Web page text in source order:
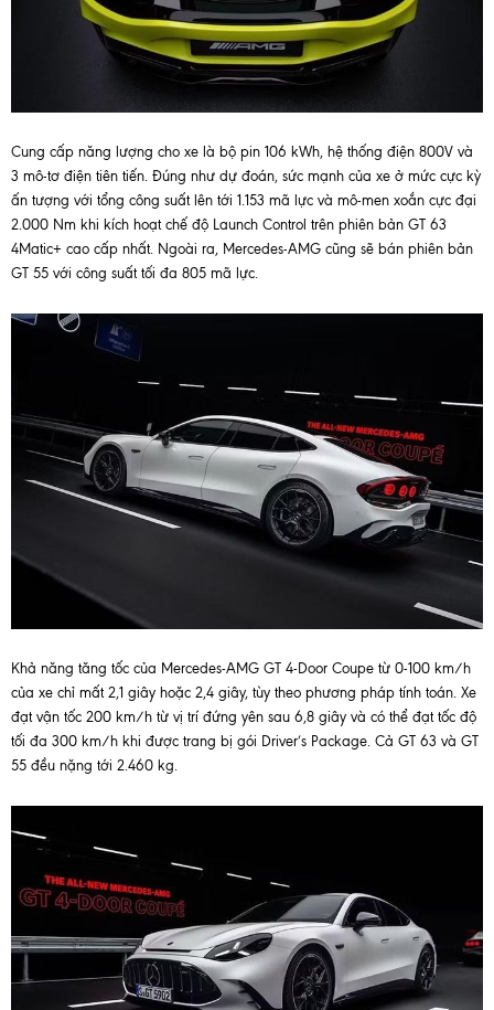
Cung cấp năng lượng cho xe là bộ pin 106 kWh, hệ thống điện 800V và
3 mô-tơ điện tiên tiến. Đúng như dự đoán, sức mạnh của xe ở mức cực kỳ
ấn tượng với tổng công suất lên tới 1.153 mã lực và mô-men xoắn cực đại
2.000 Nm khi kích hoạt chế độ Launch Control trên phiên bản GT 63
4Matic+ cao cấp nhất. Ngoài ra, Mercedes-AMG cũng sẽ bán phiên bản
GT 55 với công suất tối đa 805 mã lực.
Khả năng tăng tốc của Mercedes-AMG GT 4-Door Coupe từ 0-100 km/h
của xe chỉ mất 2,1 giây hoặc 2,4 giây, tùy theo phương pháp tính toán. Xe
đạt vận tốc 200 km/h từ vị trí đứng yên sau 6,8 giây và có thể đạt tốc độ
tối đa 300 km/h khi được trang bị gói Driver’s Package. Cả GT 63 và GT
55 đều nặng tới 2.460 kg.